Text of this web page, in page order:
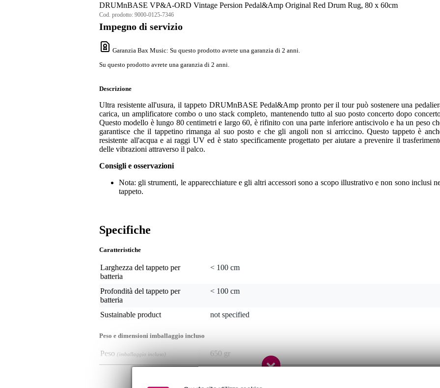
DRUMnBASE VP&A-ORD Vintage Persion Pedal&Amp Original Red Drum Rug, 80 x 60cm
Cod. prodotto: 9000-0125-7346
Impegno di servizio
Garanzia Bax Music: Su questo prodotto avrete una garanzia di 2 anni.
Su questo prodotto avrete una garanzia di 2 anni.
Descrizione
Ultra resistente all'usura, il tappeto DRUMnBASE Pedal&Amp pronto per il tour può sostenere una
carica, un amplificatore combo o uno stack completo, mantenendo tutto al suo posto concerto dopo
Questo modello è lungo 80 centimetri e largo 60, è rifinito con una parte inferiore antiscivolo e ha un peso
garantisce che il tappetino rimanga al suo posto e che gli angoli non si arriccino. Questo tappeto è
resistente all'acqua e ai raggi UV ed è stato specificamente progettato per aiutare a prevenire il
delle vibrazioni attraverso il palco.
Consigli e osservazioni
Nota: gli strumenti, le apparecchiature e gli altri accessori sono a scopo illustrativo e non sono inclusi
tappeto.
Specifiche
Caratteristiche
Larghezza del tappeto per
batteria
< 100 cm
Profondità del tappeto per
batteria
< 100 cm
Sustainable product not specified
Peso e dimensioni imballaggio incluso
Peso (imballaggio incluso)
650 gr
Dimensioni
61,0 x 7,5 x 7,5 cm